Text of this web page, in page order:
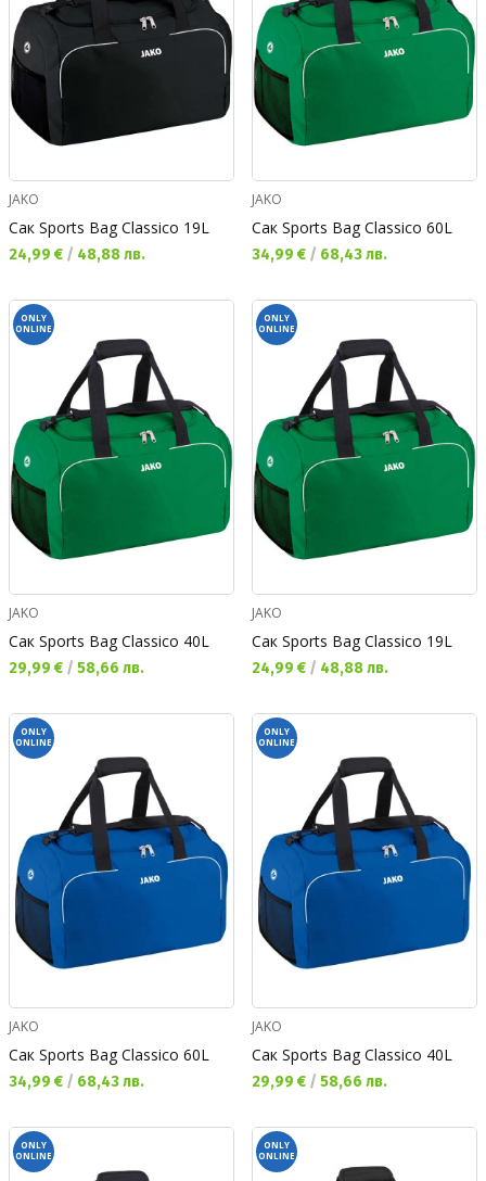
JAKO
Сак Sports Bag Classico 19L
Текуща цена:
24,99 € / 48,88 лв.
JAKO
Сак Sports Bag Classico 60L
Текуща цена:
34,99 € / 68,43 лв.
ONLY
ONLINE
JAKO
Сак Sports Bag Classico 40L
Текуща цена:
29,99 € / 58,66 лв.
ONLY
ONLINE
JAKO
Сак Sports Bag Classico 19L
Текуща цена:
24,99 € / 48,88 лв.
ONLY
ONLINE
JAKO
Сак Sports Bag Classico 60L
Текуща цена:
34,99 € / 68,43 лв.
ONLY
ONLINE
JAKO
Сак Sports Bag Classico 40L
Текуща цена:
29,99 € / 58,66 лв.
ONLY
ONLINE
ONLY
ONLINE